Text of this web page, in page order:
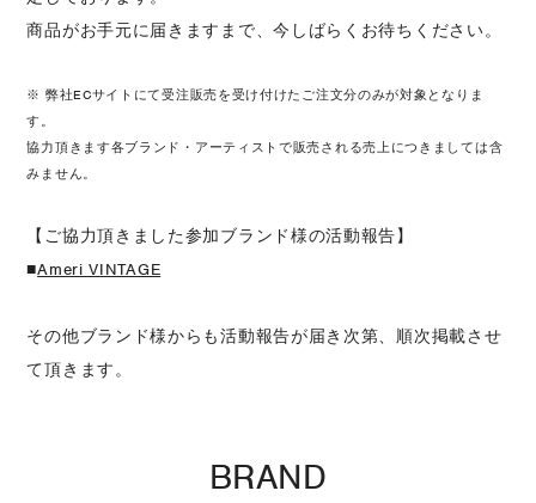
商品がお手元に届きますまで、今しばらくお待ちください。
※ 弊社ECサイトにて受注販売を受け付けたご注文分のみが対象となりま
す。
協力頂きます各ブランド・アーティストで販売される売上につきましては含
みません。
【ご協力頂きました参加ブランド様の活動報告】
■Ameri VINTAGE
その他ブランド様からも活動報告が届き次第、順次掲載させ
て頂きます。
BRAND